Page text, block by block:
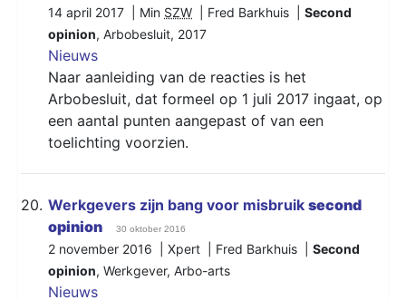
14 april 2017 | Min SZW | Fred Barkhuis | Second
opinion, Arbobesluit, 2017
Nieuws
Naar aanleiding van de reacties is het
Arbobesluit, dat formeel op 1 juli 2017 ingaat, op
een aantal punten aangepast of van een
toelichting voorzien.
20. Werkgevers zijn bang voor misbruik second
opinion
30 oktober 2016
2 november 2016 | Xpert | Fred Barkhuis | Second
opinion, Werkgever, Arbo-arts
Nieuws